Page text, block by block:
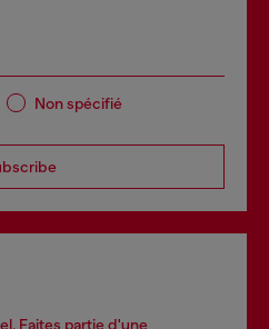
Non spécifié
Faites partie d'une